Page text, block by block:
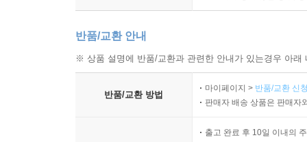
반품/교환 안내
※ 상품 설명에 반품/교환과 관련한 안내가 있는경우 아
반품/교환 방법
마이페이지 > 반품/교환 신
판매자 배송 상품은 판매자
출고 완료 후 10일 이내의